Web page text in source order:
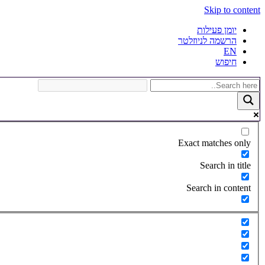
Skip to content
יומן פעילות
הרשמה לניוזלטר
EN
חיפוש
Exact matches only
Search in title
Search in content